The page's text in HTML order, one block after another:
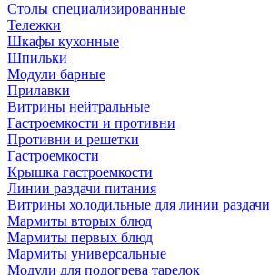
Столы специализированные
Тележки
Шкафы кухонные
Шпильки
Модули барные
Прилавки
Витрины нейтральные
Гастроемкости и противни
Противни и решетки
Гастроемкости
Крышка гастроемкости
Линии раздачи питания
Витрины холодильные для линии раздачи
Мармиты вторых блюд
Мармиты первых блюд
Мармиты универсальные
Модули для подогрева тарелок